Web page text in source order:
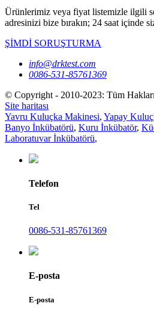
Ürünlerimiz veya fiyat listemizle ilgili
adresinizi bize bırakın; 24 saat içinde
ŞİMDİ SORUŞTURMA
info@drktest.com
0086-531-85761369
© Copyright - 2010-2023: Tüm Hakları
Site haritası
Yavru Kuluçka Makinesi, Yapay
Banyo İnkübatörü, Kuru İnkübatör,
Laboratuvar İnkübatörü,
Telefon
Tel
0086-531-85761369
E-posta
E-posta